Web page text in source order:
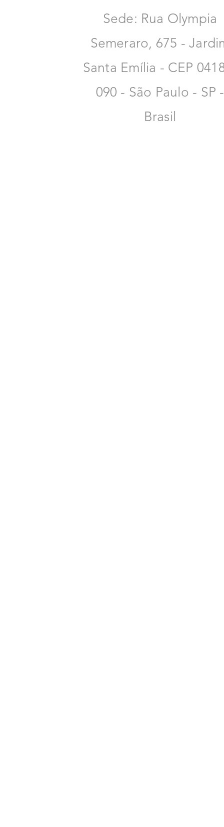
Sede: Rua Olympia
Semeraro, 675 -
Santa Emília - CEP
090 - São Paulo - SP -
Brasil